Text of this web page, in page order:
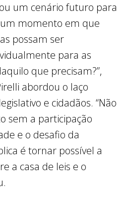
um cenário futuro para
um momento em que
possam ser
para as
que precisam?”,
abordou o laço
e cidadãos. “Não
sem a participação
e o desafio da
é tornar possível a
a casa de leis e o